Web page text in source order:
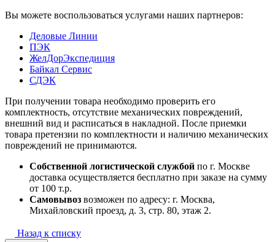
Вы можете воспользоваться услугами наших партнеров:
Деловые Линии
ПЭК
ЖелДорЭкспедиция
Байкал Сервис
СДЭК
При получении товара необходимо проверить его
комплектность, отсутствие механических повреждений,
внешний вид и расписаться в накладной. После приемки
товара претензии по комплектности и наличию механических
повреждений не принимаются.
Собственной логистической службой по г. Москве
доставка осуществляется бесплатно при заказе на сумму
от 100 т.р.
Самовывоз возможен по адресу: г. Москва,
Михайловский проезд, д. 3, стр. 80, этаж 2.
Назад к списку